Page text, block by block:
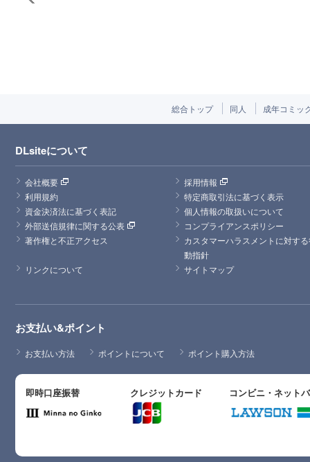
総合トップ 同人 成年コミッ
DLsiteについて
会社概要
採用情報
利用規約
特定商取引法に基づく表示
資金決済法に基づく表記
個人情報の取扱いについて
外部送信規律に関する公表
コンプライアンスポリシー
著作権と不正アクセス
カスタマーハラスメントに対す
動指針
リンクについて
サイトマップ
お支払い&ポイント
お支払い方法 ポイントについて ポイント購入方法
即時口座振替 クレジットカード コンビニ・ネット